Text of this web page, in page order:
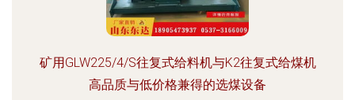
矿用GLW225/4/S往复式给料机与K2往复式给煤机
高品质与低价格兼得的选煤设备